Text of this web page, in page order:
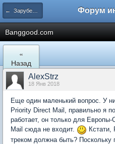
← Зарубежные интернет магазины
Banggood.com
«
Назад
AlexStrz
18 Янв 2018
Еще один маленький вопрос. У
Priority Direct Mail, правильно я
работает, он только для
Mail сюда не входит.
Кстати,
треком должна быть? Поскольку